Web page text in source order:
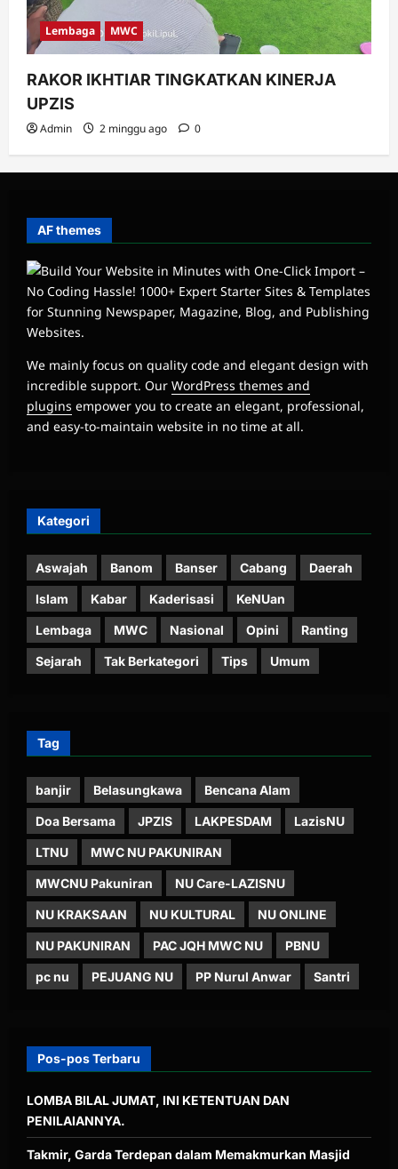
Lembaga MWC
RAKOR IKHTIAR TINGKATKAN KINERJA
UPZIS
Admin 2 minggu ago 0
AF themes
We mainly focus on quality code and elegant design with
incredible support. Our WordPress themes and
plugins empower you to create an elegant, professional,
and easy-to-maintain website in no time at all.
Kategori
Aswajah Banom Banser Cabang Daerah
Islam Kabar Kaderisasi KeNUan
Lembaga MWC Nasional Opini Ranting
Sejarah Tak Berkategori Tips Umum
Tag
banjir Belasungkawa Bencana Alam
Doa Bersama JPZIS LAKPESDAM LazisNU
LTNU MWC NU PAKUNIRAN
MWCNU Pakuniran NU Care-LAZISNU
NU KRAKSAAN NU KULTURAL NU ONLINE
NU PAKUNIRAN PAC JQH MWC NU PBNU
pc nu PEJUANG NU PP Nurul Anwar Santri
Pos-pos Terbaru
LOMBA BILAL JUMAT, INI KETENTUAN DAN
PENILAIANNYA.
Takmir, Garda Terdepan dalam Memakmurkan Masjid